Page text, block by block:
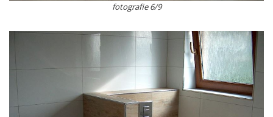
fotografie 6/9